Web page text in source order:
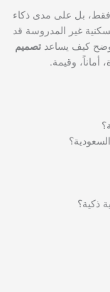
فقط، بل على مدى ذكاء
غير المدروسة قد
كيف يساعد تصميم
وقيمة.
ذكية؟